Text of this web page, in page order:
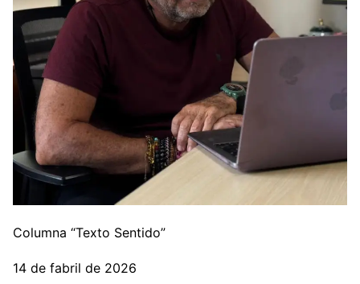
Columna “Texto Sentido”
14 de fabril de 2026